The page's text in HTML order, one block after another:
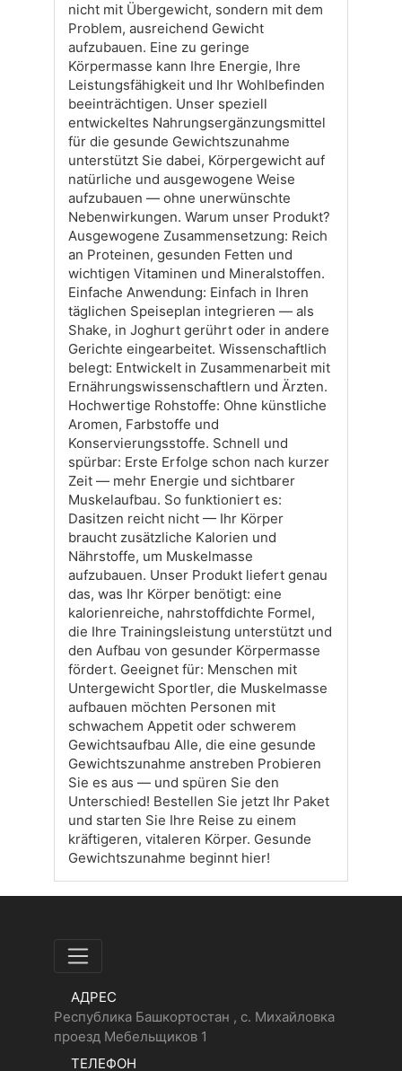
nicht mit Übergewicht, sondern mit dem
Problem, ausreichend Gewicht
aufzubauen. Eine zu geringe
Körpermasse kann Ihre Energie, Ihre
Leistungsfähigkeit und Ihr Wohlbefinden
beeinträchtigen. Unser speziell
entwickeltes Nahrungsergänzungsmittel
für die gesunde Gewichtszunahme
unterstützt Sie dabei, Körpergewicht auf
natürliche und ausgewogene Weise
aufzubauen — ohne unerwünschte
Nebenwirkungen. Warum unser Produkt?
Ausgewogene Zusammensetzung: Reich
an Proteinen, gesunden Fetten und
wichtigen Vitaminen und Mineralstoffen.
Einfache Anwendung: Einfach in Ihren
täglichen Speiseplan integrieren — als
Shake, in Joghurt gerührt oder in andere
Gerichte eingearbeitet. Wissenschaftlich
belegt: Entwickelt in Zusammenarbeit mit
Ernährungswissenschaftlern und Ärzten.
Hochwertige Rohstoffe: Ohne künstliche
Aromen, Farbstoffe und
Konservierungsstoffe. Schnell und
spürbar: Erste Erfolge schon nach kurzer
Zeit — mehr Energie und sichtbarer
Muskelaufbau. So funktioniert es:
Dasitzen reicht nicht — Ihr Körper
braucht zusätzliche Kalorien und
Nährstoffe, um Muskelmasse
aufzubauen. Unser Produkt liefert genau
das, was Ihr Körper benötigt: eine
kalorienreiche, nahrstoffdichte Formel,
die Ihre Trainingsleistung unterstützt und
den Aufbau von gesunder Körpermasse
fördert. Geeignet für: Menschen mit
Untergewicht Sportler, die Muskelmasse
aufbauen möchten Personen mit
schwachem Appetit oder schwerem
Gewichtsaufbau Alle, die eine gesunde
Gewichtszunahme anstreben Probieren
Sie es aus — und spüren Sie den
Unterschied! Bestellen Sie jetzt Ihr Paket
und starten Sie Ihre Reise zu einem
kräftigeren, vitaleren Körper. Gesunde
Gewichtszunahme beginnt hier!
АДРЕС
Республика Башкортостан , с. Михайловка
проезд Мебельщиков 1
ТЕЛЕФОН